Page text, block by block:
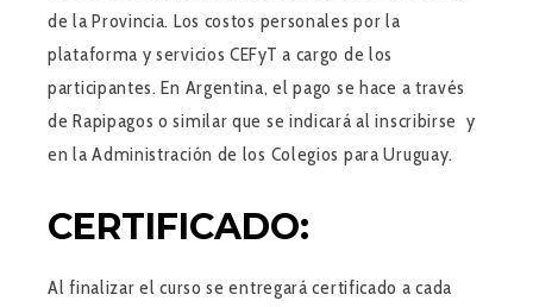
de la Provincia. Los costos personales por la
plataforma y servicios CEFyT a cargo de los
participantes. En Argentina, el pago se hace a través
de Rapipagos o similar que se indicará al inscribirse y
en la Administración de los Colegios para Uruguay.
CERTIFICADO:
Al finalizar el curso se entregará certificado a cada